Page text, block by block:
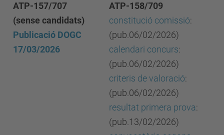
ATP-157/707
(sense candidats)
Publicació DOGC
17/03/2026
ATP-158/709
constitució comissió:
(pub.06/02/2026)
calendari concurs:
(pub.06/02/2026)
criteris de valoració:
(pub.06/02/2026)
resultat primera prova:
(pub.13/02/2026)